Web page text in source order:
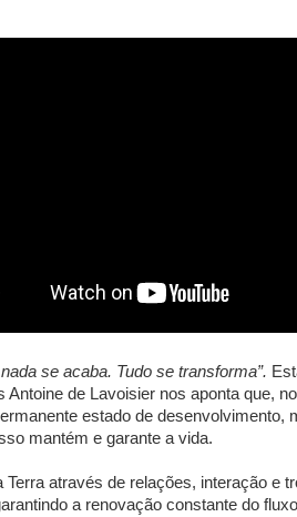
se acaba. Tudo se transforma”.
de Lavoisier nos aponta que,
estado de desenvolvimento,
mantém e garante a vida.
Terra através de relações, interação e
a renovação constante do